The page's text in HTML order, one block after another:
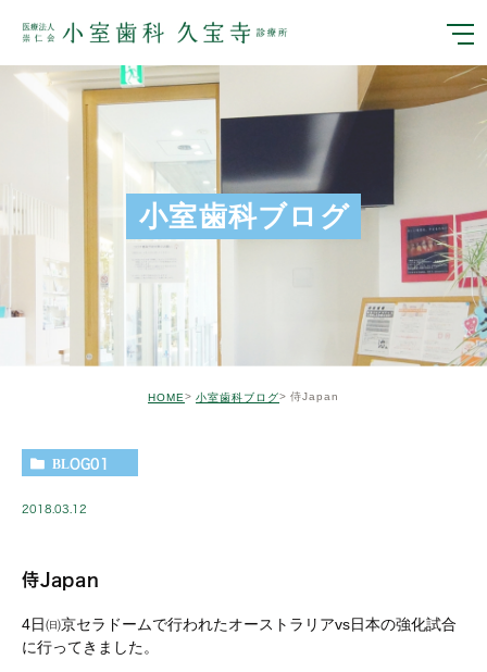
小室歯科ブログ
HOME 小室歯科ブログ 侍Japan
BLOG01
2018.03.12
侍Japan
4日㈰京セラドームで行われたオーストラリアvs日本の強化試合
に行ってきました。